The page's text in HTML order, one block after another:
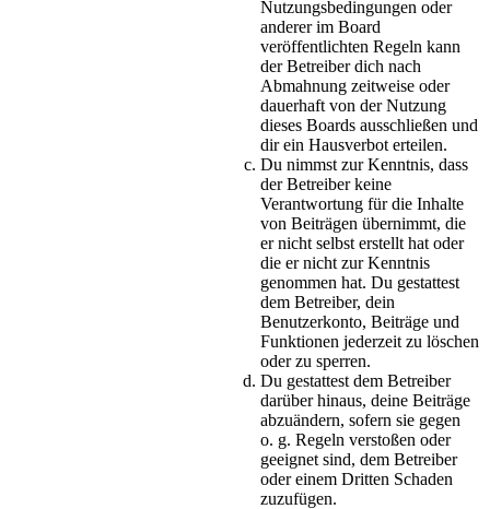
Nutzungsbedingungen oder
anderer im Board
veröffentlichten Regeln kann
der Betreiber dich nach
Abmahnung zeitweise oder
dauerhaft von der Nutzung
dieses Boards ausschließen und
dir ein Hausverbot erteilen.
Du nimmst zur Kenntnis, dass
der Betreiber keine
Verantwortung für die Inhalte
von Beiträgen übernimmt, die
er nicht selbst erstellt hat oder
die er nicht zur Kenntnis
genommen hat. Du gestattest
dem Betreiber, dein
Benutzerkonto, Beiträge und
Funktionen jederzeit zu löschen
oder zu sperren.
Du gestattest dem Betreiber
darüber hinaus, deine Beiträge
abzuändern, sofern sie gegen
o. g. Regeln verstoßen oder
geeignet sind, dem Betreiber
oder einem Dritten Schaden
zuzufügen.